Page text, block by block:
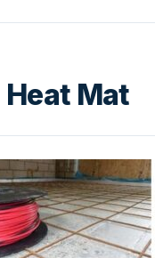
Heat Mat